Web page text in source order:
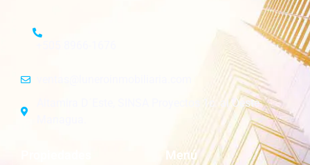
Altamira D´Este, SINSA Proyectos 1c. al Oeste.
Menú